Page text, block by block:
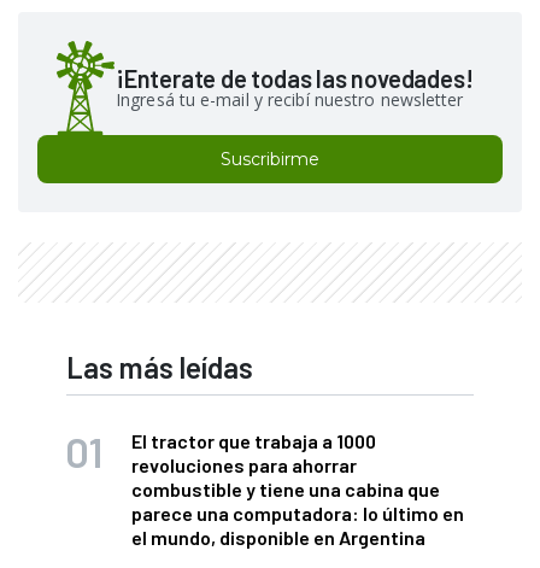
¡Enterate de todas las novedades!
Ingresá tu e-mail y recibí nuestro newsletter
Suscribirme
Las más leídas
El tractor que trabaja a 1000
revoluciones para ahorrar
combustible y tiene una cabina que
parece una computadora: lo último en
el mundo, disponible en Argentina